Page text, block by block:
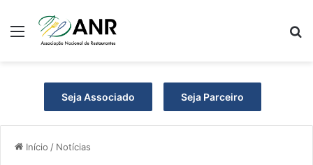
Menu
Seja Associado Seja Parceiro
Início / Notícias